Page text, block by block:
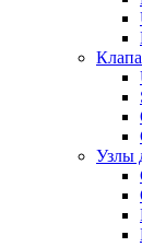
Узлы